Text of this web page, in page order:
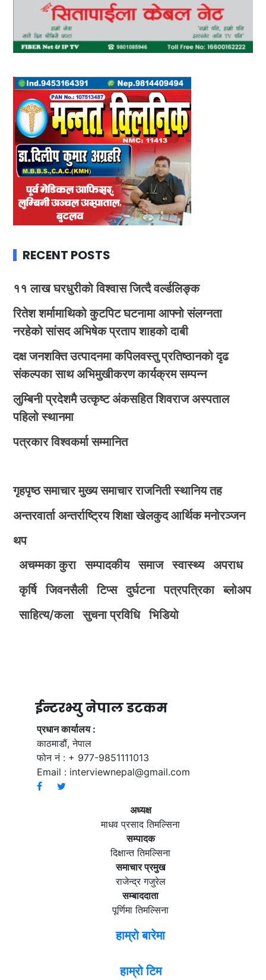
RECENT POSTS
११ लाख घरधुरीको विश्वास जित्दै वर्ल्डलिङ्क
रितेश शर्मामाथिको कुटपिट घटनामा आफ्नो संलग्नता
नरहेको सांसद अभिषेक प्रताप शाहको दाबी
दक्ष जनशक्ति उत्पादनमा कपिलवस्तु प्रतिष्ठानको दृढ
संकल्पका साथ अभिमुखीकरण कार्यक्रम सम्पन्न
लुम्बिनी प्रदेशमै उत्कृष्ट अंकसहित शिवराज अस्पताल
पहिलो स्थानमा
पत्रकार विश्वकर्मा सम्मानित
गृहपृष्ठ समाचार मुख्य समाचार राजनिती स्थानिय तह
अन्तरवार्ता अन्तर्राष्ट्रिय शिक्षा खेलकुद आर्थिक मनोरञ्जन
थप
अचम्मका कुरा
सम्पादकीय समाज स्वास्थ्य
अपराध
कृर्षि
जिवनसैली टिप्स दुर्घटना पत्रपत्रिका
ब्लोअप
साहित्य/कला
सुचना प्रविधि भिडियाे
ईन्टरभ्यु नेपाल डटकम
प्रधान कार्यालय :
काठमाडौं, नेपाल
फोन नं : + 977-9851111013
Email : interviewnepal@gmail.com
अध्यक्ष
माधव प्रसाद तिमल्सिना
सम्पादक
दिक्षान्त तिमल्सिना
समाचार प्रमुख
राजेन्द्र गजुरेल
सम्बाददाता
पूर्णिमा तिमल्सिना
हाम्रो बारेमा
हाम्रो टिम